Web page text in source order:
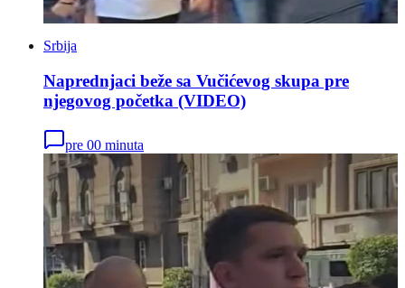
Srbija
Naprednjaci beže sa Vučićevog skupa pre
njegovog početka (VIDEO)
pre 00 minuta